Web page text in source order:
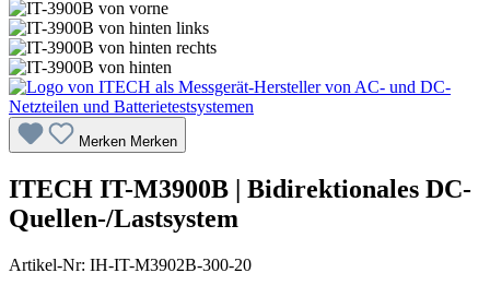
Merken Merken
ITECH IT-M3900B | Bidirektionales DC-
Quellen-/Lastsystem
Artikel-Nr: IH-IT-M3902B-300-20